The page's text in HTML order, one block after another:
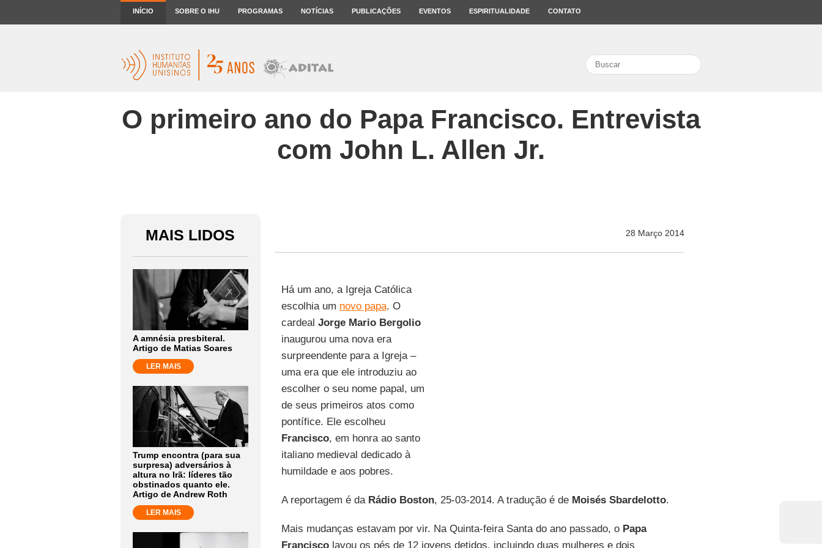
INÍCIO SOBRE O IHU PROGRAMAS NOTÍCIAS PUBLICAÇÕES EVENTOS ESPIRITUALIDADE CONTATO
search
O primeiro ano do Papa Francisco. Entrevista
com John L. Allen Jr.
MAIS LIDOS
A amnésia presbiteral.
Artigo de Matias Soares
LER MAIS
Trump encontra (para sua
surpresa) adversários à
altura no Irã: líderes tão
obstinados quanto ele.
Artigo de Andrew Roth
LER MAIS
28 Março 2014
Há um ano, a Igreja Católica
escolhia um novo papa. O
cardeal Jorge Mario Bergolio
inaugurou uma nova era
surpreendente para a Igreja –
uma era que ele introduziu ao
escolher o seu nome papal, um
de seus primeiros atos como
pontífice. Ele escolheu
Francisco, em honra ao santo
italiano medieval dedicado à
humildade e aos pobres.
A reportagem é da Rádio Boston, 25-03-2014. A tradução é de Moisés Sbardelotto.
Mais mudanças estavam por vir. Na Quinta-feira Santa do ano passado, o Papa
Franciscolavou os pés de 12 jovens detidos, incluindo duas mulheres e dois